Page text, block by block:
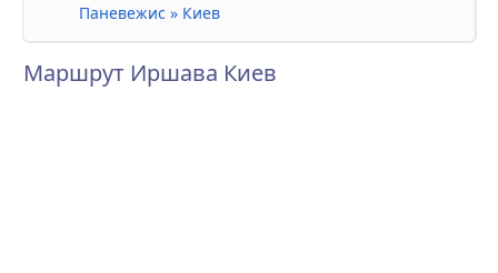
Паневежис » Киев
Маршрут Иршава Киев